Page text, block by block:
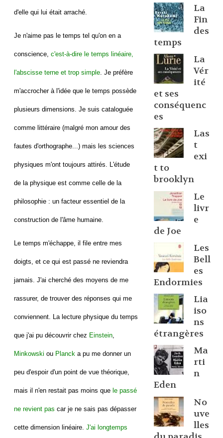
d'elle qui lui était arraché.
Je n'aime pas le temps tel qu'on en a
conscience, c'est-à-dire le temps linéaire,
l'abscisse terne et trop simple. Je préfère
m'accrocher à l'idée que le temps possède
plusieurs dimensions. Je suis cataloguée
comme littéraire (malgré mon amour des
fautes d'orthographe...) mais les sciences
physiques m'ont toujours attirés. L'étude
de la physique est comme celle de la
philosophie : un facteur essentiel de la
construction de l'âme humaine.
Le temps m'échappe, il file entre mes
doigts, et ce qui est passé ne reviendra
jamais. J'ai cherché des moyens de me
rassurer, de trouver des réponses qui me
conviennent. La lecture physique du temps
que j'ai pu découvrir chez Einstein,
Minkowski ou Plancka pu me donner un
peu d'espoir d'un point de vue théorique,
mais il n'en restait pas moins que le passé
ne revient pas car je ne sais pas dépasser
cette dimension linéaire. J'ai longtemps
La
Fin
des
temps
La
Vér
ité
et ses
conséquenc
es
Las
t
exi
t to
brooklyn
Le
livr
e
de Joe
Les
Bell
es
Endormies
Lia
iso
ns
étrangères
Ma
rti
n
Eden
No
uve
lles